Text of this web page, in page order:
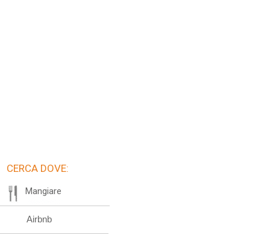
CERCA DOVE:
Mangiare
Airbnb